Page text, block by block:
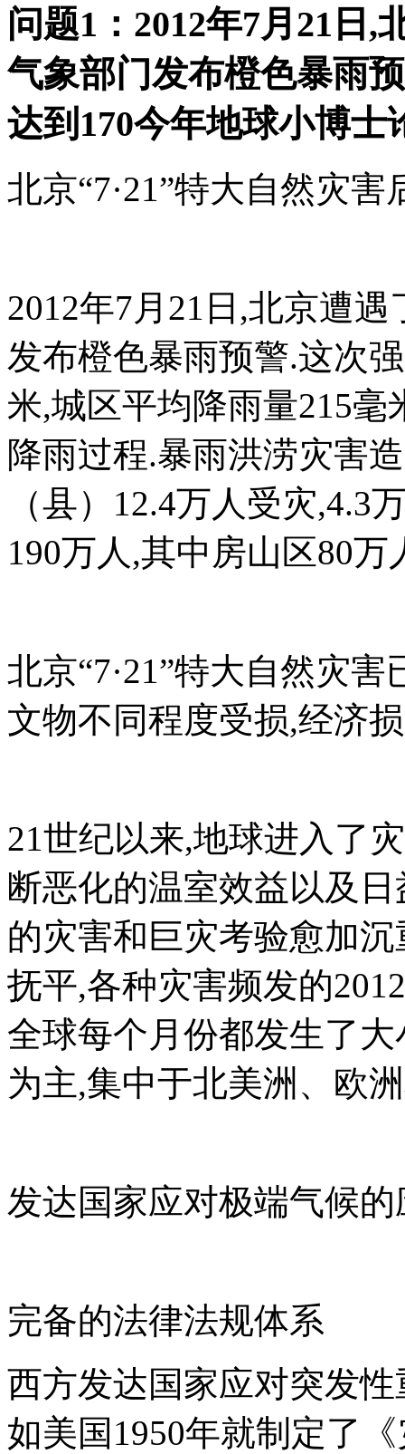
问题1：2012年7月21日,
气象部门发布橙色暴雨
达到170今年地球小博士
北京“7·21”特大自然灾害
2012年7月21日,北京遭
发布橙色暴雨预警.这次
米,城区平均降雨量215
降雨过程.暴雨洪涝灾害
（县）12.4万人受灾,4.3
190万人,其中房山区80万
北京“7·21”特大自然灾
文物不同程度受损,经济
21世纪以来,地球进入了
断恶化的温室效益以及
的灾害和巨灾考验愈加
抚平,各种灾害频发的
全球每个月份都发生了
为主,集中于北美洲、欧
发达国家应对极端气候
完备的法律法规体系
西方发达国家应对突发
如美国1950年就制定了